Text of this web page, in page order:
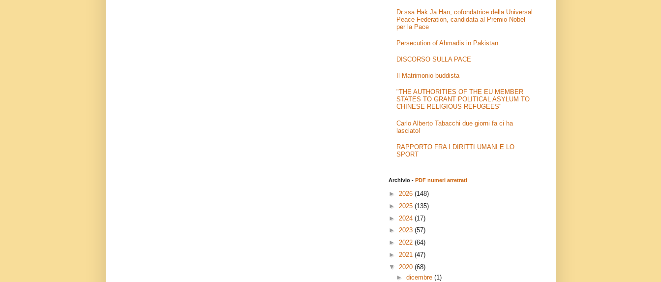
Dr.ssa Hak Ja Han, cofondatrice della Universal
Peace Federation, candidata al Premio Nobel
per la Pace
Persecution of Ahmadis in Pakistan
DISCORSO SULLA PACE
Il Matrimonio buddista
"THE AUTHORITIES OF THE EU MEMBER
STATES TO GRANT POLITICAL ASYLUM TO
CHINESE RELIGIOUS REFUGEES"
Carlo Alberto Tabacchi due giorni fa ci ha
lasciato!
RAPPORTO FRA I DIRITTI UMANI E LO
SPORT
Archivio - PDF numeri arretrati
► 2026 (148)
► 2025 (135)
► 2024 (17)
► 2023 (57)
► 2022 (64)
► 2021 (47)
▼ 2020 (68)
►dicembre(1)